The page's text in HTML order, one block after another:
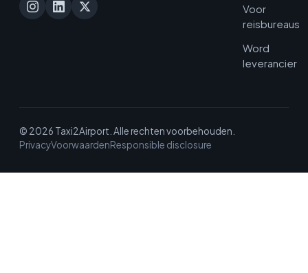
Voor
reisbureaus
Word
leverancier
© 2026 Taxi2Airport. Alle rechten voorbehouden.
PrivacyVoorwaardenResponsible disclosure